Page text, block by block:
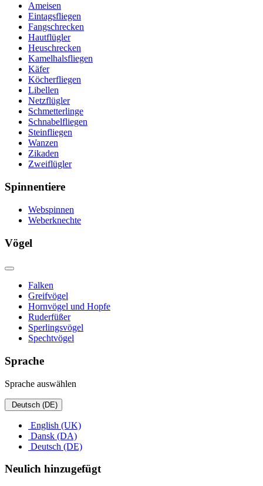
Ameisen
Eintagsfliegen
Fangschrecken
Hautflügler
Heuschrecken
Kamelhalsfliegen
Käfer
Köcherfliegen
Libellen
Netzflügler
Schmetterlinge
Schnabelfliegen
Steinfliegen
Wanzen
Zikaden
Zweiflügler
Spinnentiere
Webspinnen
Weberknechte
Vögel
Falken
Greifvögel
Hornvögel und Hopfe
Ruderfüßer
Sperlingsvögel
Spechtvögel
Sprache
Sprache auswählen
Deutsch (DE)
English (UK)
Dansk (DA)
Deutsch (DE)
Neulich hinzugefügt